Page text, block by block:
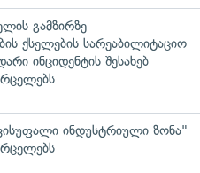
გამზირზე
ქსელების სარეაბილიტაციო
ინციდენტის შესახებ
ინდუსტრიული ზონა"